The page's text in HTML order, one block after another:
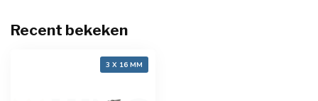
Recent bekeken
3 X 16 MM